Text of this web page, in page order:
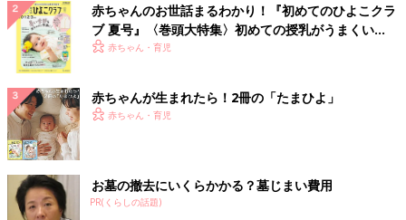
赤ちゃんのお世話まるわかり！『初めてのひよこクラ
ブ 夏号』〈巻頭大特集〉初めての授乳がうまくい
く！ おっぱい・ミルクの基本と夏のトラブル 解決テ
赤ちゃん・育児
赤ちゃんが生まれたら！2冊の「たまひよ」
赤ちゃん・育児
お墓の撤去にいくらかかる？墓じまい費用
PR(くらしの話題)